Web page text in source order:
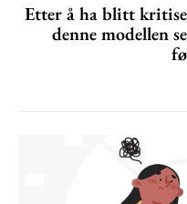
Etter å ha blitt
denne modellen